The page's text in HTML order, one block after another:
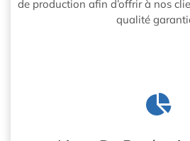
de production afin d’offrir à nos
qualité